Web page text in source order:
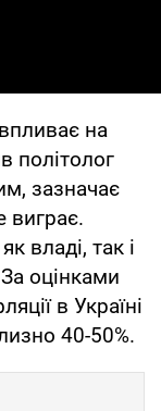
на
політолог
зазначає
виграє.
владі, так і
оцінками
в Україні
40-50%.